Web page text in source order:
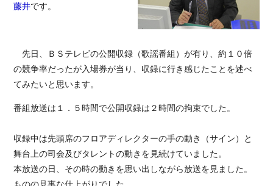
藤井です。
先日、ＢＳテレビの公開収録（歌謡番組）が有り、約１０倍
の競争率だったが入場券が当り、収録に行き感じたことを述べ
てみたいと思います。
番組放送は１．５時間で公開収録は２時間の拘束でした。
収録中は先頭席のフロアディレクターの手の動き（サイン）と
舞台上の司会及びタレントの動きを見続けていました。
本放送の日、その時の動きを思い出しながら放送を見ました。